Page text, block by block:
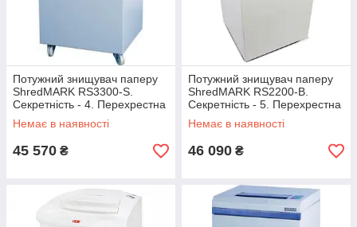
Потужний знищувач паперу
ShredMARK RS3300-S.
Секретність - 4. Перехрестна
різка (1.9х15)
Немає в наявності
45 570 ₴
Потужний знищувач паперу
ShredMARK RS2200-В.
Секретність - 5. Перехрестна
різка (0.8х12)
Немає в наявності
46 090 ₴